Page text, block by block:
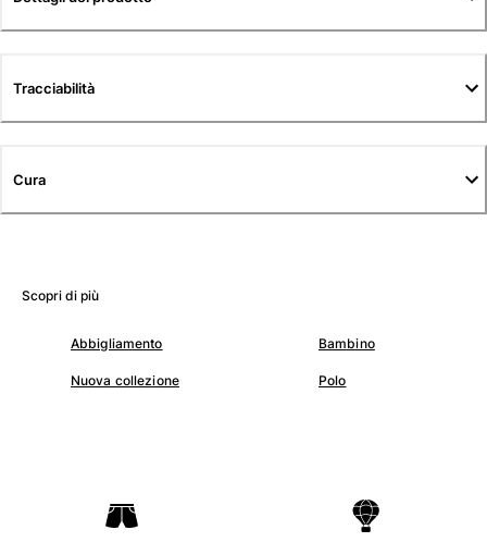
Shorts
Camicie
Pantaloni
Vedi tutti i Abbigliamento
Vedi tutti i Yachting collection
Bambino
Vedi tutti i Bambino
Neonato
Classico
Tracciabilità
Cura
Scopri di più
Abbigliamento Bambino
Nuova collezione Polo